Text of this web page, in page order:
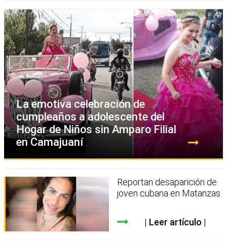
La emotiva celebración de
cumpleaños a adolescente del
Hogar de Niños sin Amparo Filial
en Camajuaní
Reportan desaparición de
joven cubana en Matanzas
Leer artículo